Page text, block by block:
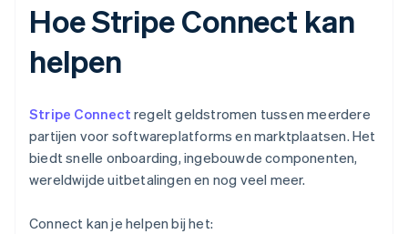
Hoe Stripe Connect kan
helpen
Stripe Connect regelt geldstromen tussen meerdere
partijen voor softwareplatforms en marktplaatsen. Het
biedt snelle onboarding, ingebouwde componenten,
wereldwijde uitbetalingen en nog veel meer.
Connect kan je helpen bij het: